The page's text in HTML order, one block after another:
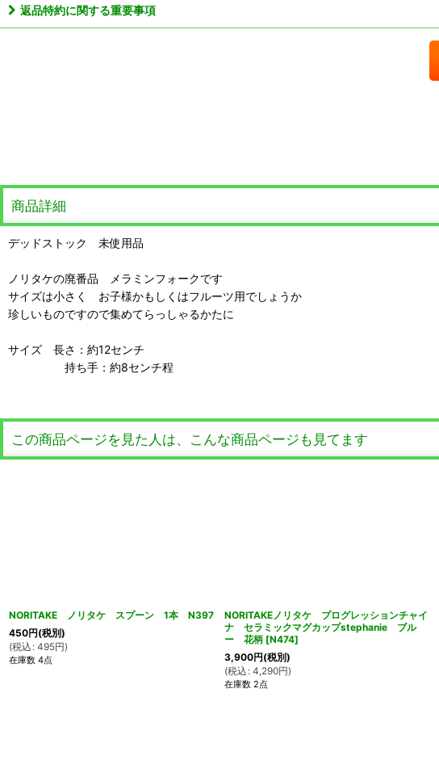
返品特約に関する重要事項
商品詳細
デッドストック 未使用品
ノリタケの廃番品 メラミンフォークです
サイズは小さく お子様かもしくはフルーツ用でしょうか
珍しいものですので集めてらっしゃるかたに
サイズ 長さ：約12センチ
持ち手：約8センチ程
この商品ページを見た人は、こんな商品ページも見てます
NORITAKE ノリタケ スプーン 1本 N397
450円(税別)
(税込 : 495円)
在庫数 4点
NORITAKEノリタケ プログレッションチャイ
ナ セラミックマグカップstephanie ブル
ー 花柄 [N474]
3,900円(税別)
(税込 : 4,290円)
在庫数 2点